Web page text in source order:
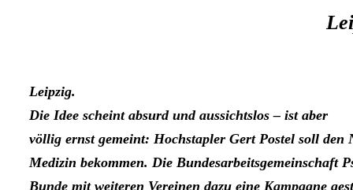
Leipzig.
Die Idee scheint absurd und aussichtslos – ist aber
völlig ernst gemeint: Hochstapler Gert Postel soll den
Medizin bekommen. Die Bundesarbeitsgemeinschaft
Bunde mit weiteren Vereinen dazu eine Kampagne